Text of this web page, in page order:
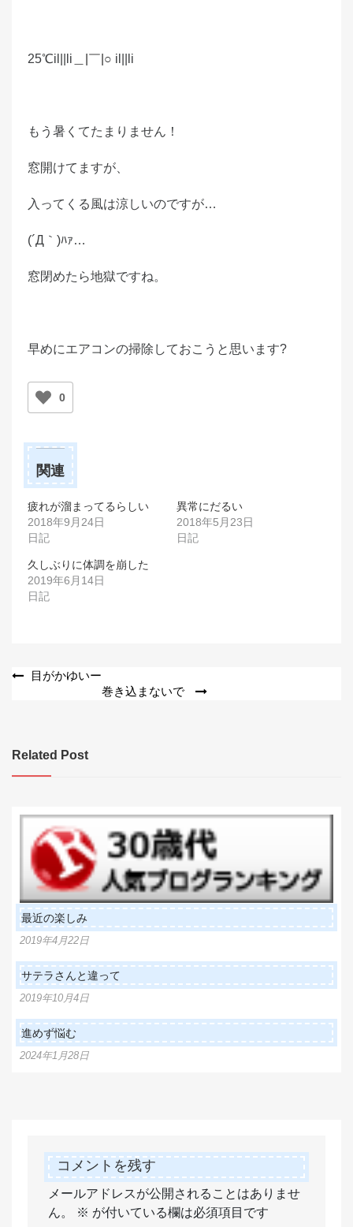
25℃il||li ＿|￣|○ il||li
もう暑くてたまりません！
窓開けてますが、
入ってくる風は涼しいのですが…
(´Д｀)ﾊｧ…
窓閉めたら地獄ですね。
早めにエアコンの掃除しておこうと思います?
0
関連
疲れが溜まってるらしい
2018年9月24日
日記
異常にだるい
2018年5月23日
日記
久しぶりに体調を崩した
2019年6月14日
日記
投
ビ
ゲ
目がかゆいー
巻き込まないで
Related Post
最近の楽しみ
2019年4月22日
サテラさんと違って
2019年10月4日
進めず悩む
2024年1月28日
コメントを残す
メールアドレスが公開されることはありませ
ん。
※ が付いている欄は必須項目です